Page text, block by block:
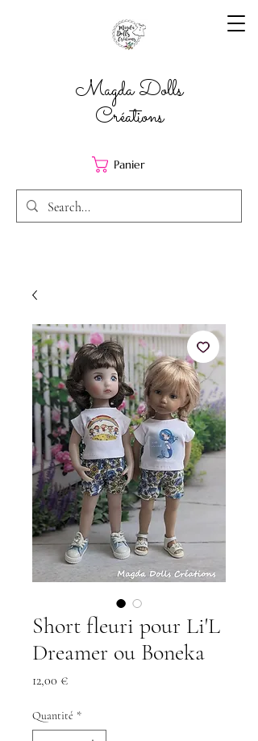
Magda Dolls
Créations
Panier
Short fleuri pour Li'L
Dreamer ou Boneka
12,00 €Prix
Quantité *